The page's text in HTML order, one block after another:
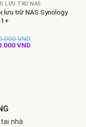
LƯU TRỮ NAS
lưu trữ NAS Synology
VND
VNDGiá
nhà